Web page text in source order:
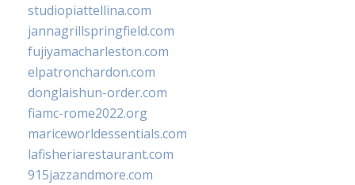
studiopiattellina.com
jannagrillspringfield.com
fujiyamacharleston.com
elpatronchardon.com
donglaishun-order.com
fiamc-rome2022.org
mariceworldessentials.com
lafisheriarestaurant.com
915jazzandmore.com